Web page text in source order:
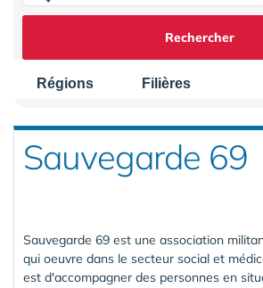
Rechercher
Régions Filières
Sauvegarde 69
Sauvegarde 69 est une association
qui oeuvre dans le secteur social et
est d'accompagner des personnes en